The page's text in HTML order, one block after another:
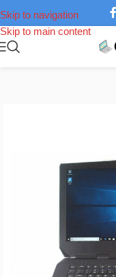
Skip to navigation
Skip to main content